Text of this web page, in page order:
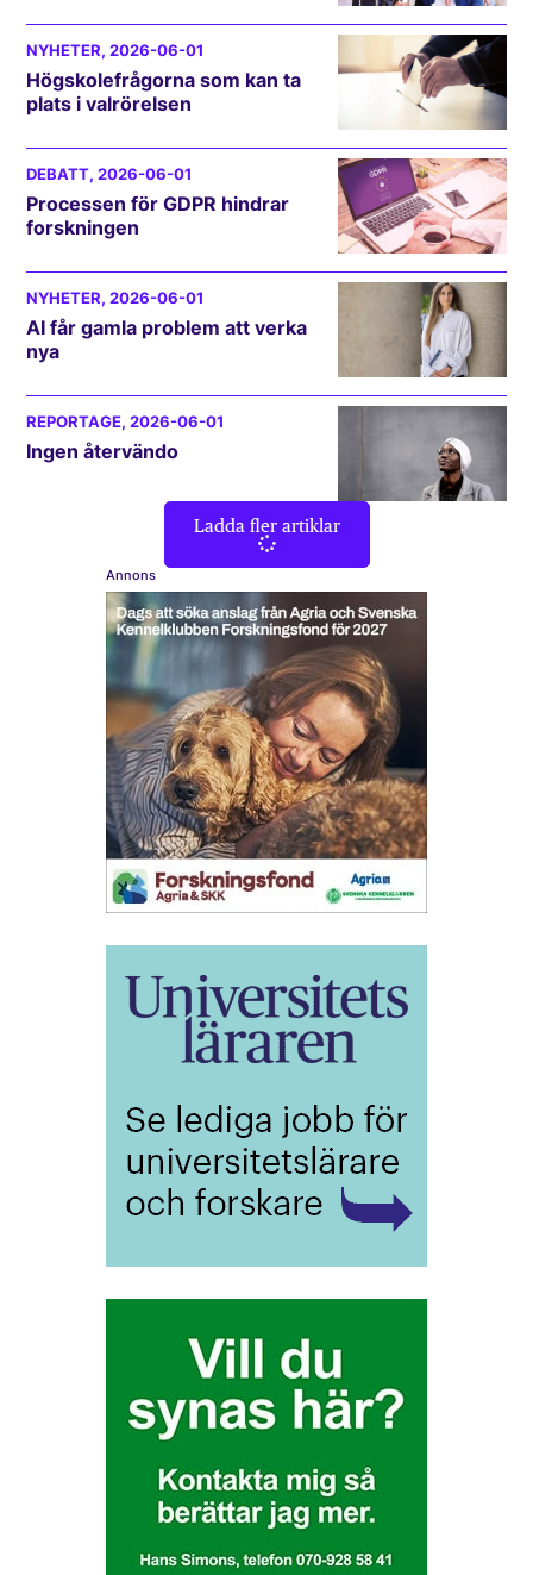
NYHETER, 2026-06-01
Högskolefrågorna som kan ta
plats i valrörelsen
DEBATT, 2026-06-01
Processen för GDPR hindrar
forskningen
NYHETER, 2026-06-01
AI får gamla problem att verka
nya
REPORTAGE, 2026-06-01
Ingen återvändo
Ladda fler artiklar
Annons